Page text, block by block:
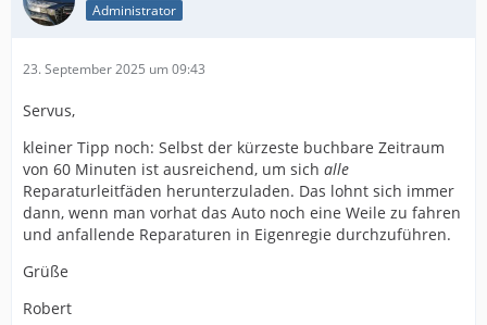
Administrator
23. September 2025 um 09:43
Servus,
kleiner Tipp noch: Selbst der kürzeste buchbare Zeitraum
von 60 Minuten ist ausreichend, um sich alle
Reparaturleitfäden herunterzuladen. Das lohnt sich immer
dann, wenn man vorhat das Auto noch eine Weile zu fahren
und anfallende Reparaturen in Eigenregie durchzuführen.
Grüße
Robert